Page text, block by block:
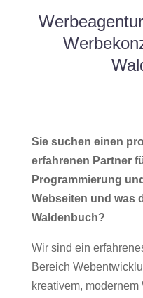
Sie suchen einen
erfahrenen Partner
Programmierung
Webseiten und was
Waldenbuch?
Wir sind ein
Bereich
kreativem,